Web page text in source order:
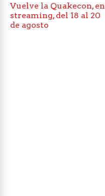
Vuelve la Quakecon, en
streaming, del 18 al 20
de agosto